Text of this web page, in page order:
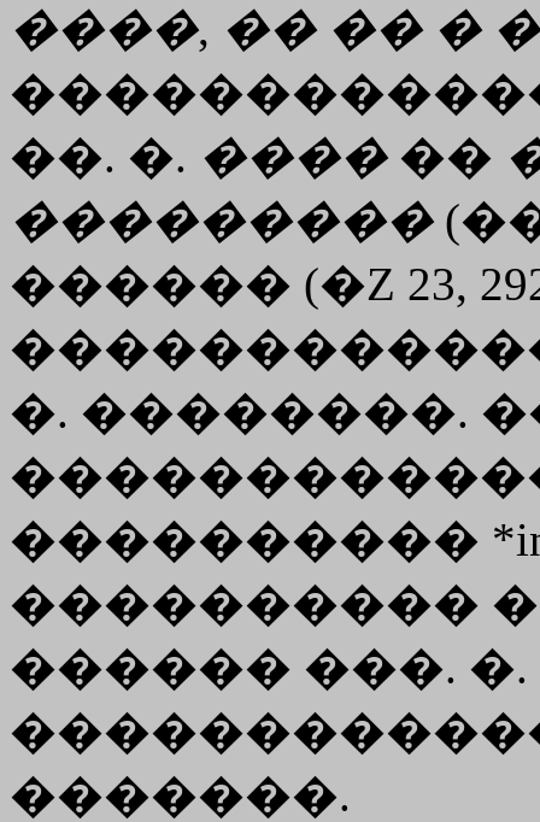
����, �� �� � �
��. �. ������
���������
������ (�Z 23,
�. ��������.
����������
���������� �
������ ���. �.
�������.